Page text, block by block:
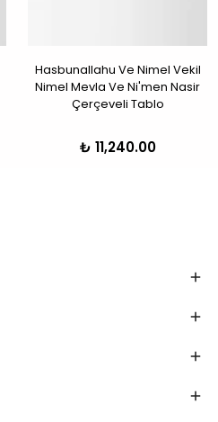
Hasbunallahu Ve Nimel Vekil
Nimel Mevla Ve Ni'men Nasir
Çerçeveli Tablo
₺ 11,240.00